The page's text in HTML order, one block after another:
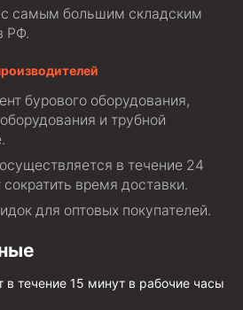
с самым большим складским
РФ.
бурового оборудования,
и трубной
в течение 24
время доставки.
для оптовых покупателей.
в течение 15 минут в рабочие часы